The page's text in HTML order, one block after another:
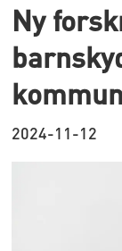
Ny
2024-11-12